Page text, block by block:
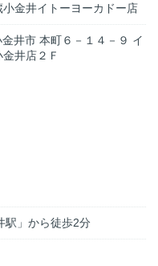
金井イトーヨーカドー店
井市 本町６－１４－９ イ
井店２Ｆ
駅」から徒歩2分